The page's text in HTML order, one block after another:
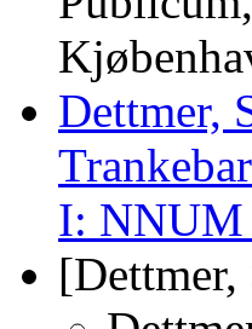
Dettmer,
I: NNUM